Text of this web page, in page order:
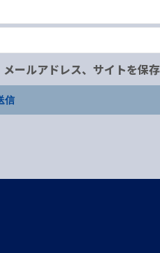
ールアドレス、サイトを保存